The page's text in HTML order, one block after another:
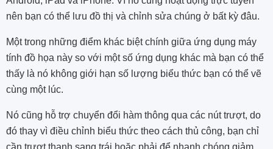
nên bạn có thể lưu đồ thị và chỉnh sửa chúng ở bất kỳ đâu.
Một trong những điểm khác biệt chính giữa ứng dụng máy
tính đồ họa này so với một số ứng dụng khác mà bạn có thể
thấy là nó không giới hạn số lượng biểu thức bạn có thể vẽ
cùng một lúc.
Nó cũng hỗ trợ chuyển đổi hàm thông qua các nút trượt, do
đó thay vì điều chỉnh biểu thức theo cách thủ công, bạn chỉ
cần trượt thanh sang trái hoặc phải để nhanh chóng giảm